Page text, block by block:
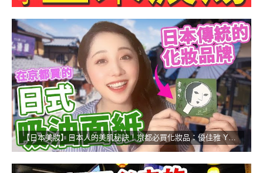
【日本美妝】日本人的美肌秘訣！京都必買化妝品：優佳雅 YOJIYA！！